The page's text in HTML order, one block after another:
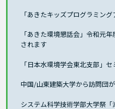
「あきたキッズプログラミン
「あきた環境懇話会」令和元
されます
「日本水環境学会東北支部」
中国/山東建築大学から訪問団
システム科学技術学部大学祭